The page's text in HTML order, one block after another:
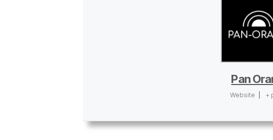
Pan
Website +